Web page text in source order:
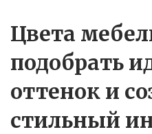
Меню
О нас
Условия использования
Цвета
подобрать
оттенок и
стильный